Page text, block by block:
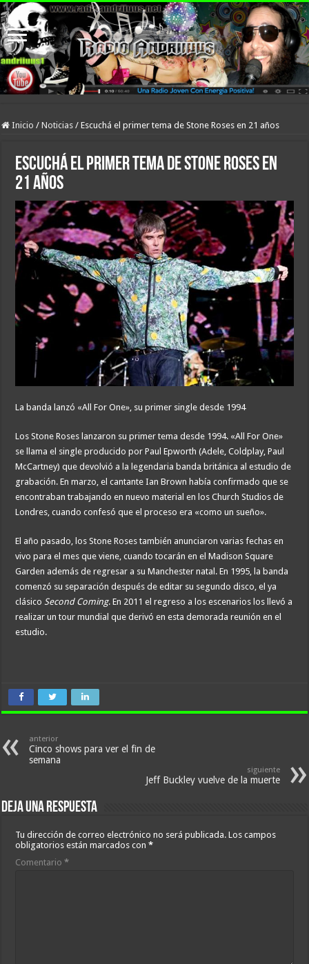
Inicio / Noticias / Escuchá el primer tema de Stone Roses en 21 años
Escuchá el primer tema de Stone Roses en
21 años
La banda lanzó «All For One», su primer single desde 1994
Los Stone Roses lanzaron su primer tema desde 1994. «All For One»
se llama el single producido por Paul Epworth (Adele, Coldplay, Paul
McCartney) que devolvió a la legendaria banda británica al estudio de
grabación. En marzo, el cantante Ian Brown había confirmado que se
encontraban trabajando en nuevo material en los Church Studios de
Londres, cuando confesó que el proceso era «como un sueño».
El año pasado, los Stone Roses también anunciaron varias fechas en
vivo para el mes que viene, cuando tocarán en el Madison Square
Garden además de regresar a su Manchester natal. En 1995, la banda
comenzó su separación después de editar su segundo disco, el ya
clásicoSecond Coming. En 2011 el regreso a los escenarios los llevó a
realizar un tour mundial que derivó en esta demorada reunión en el
estudio.
anterior
Cinco shows para ver el fin de
semana
siguiente
Jeff Buckley vuelve de la muerte
Deja una respuesta
Tu dirección de correo electrónico no será publicada. Los campos
obligatorios están marcados con*
Comentario*